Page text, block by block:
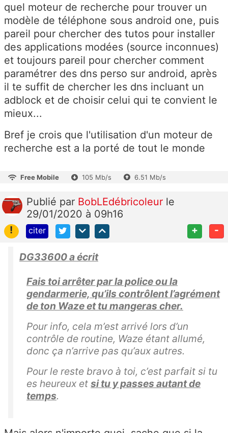
quel moteur de recherche pour trouver un
modèle de téléphone sous android one, puis
pareil pour chercher des tutos pour installer
des applications modées (source inconnues)
et toujours pareil pour chercher comment
paramétrer des dns perso sur android, après
il te suffit de chercher les dns incluant un
adblock et de choisir celui qui te convient le
mieux...
Bref je crois que l'utilisation d'un moteur de
recherche est a la porté de tout le monde
Free Mobile 105 Mb/s 6.51 Mb/s
Publié par BobLEdébricoleur le
29/01/2020 à 09h16
!
citer + -
DG33600 a écrit
Fais toi arrêter par la police ou la
gendarmerie, qu’ils contrôlent l’agrément
de ton Waze et tu mangeras cher.
Pour info, cela m’est arrivé lors d’un
contrôle de routine, Waze étant allumé,
donc ça n’arrive pas qu’aux autres.
Pour le reste bravo à toi, c’est parfait si tu
es heureux et si tu y passes autant de
temps.